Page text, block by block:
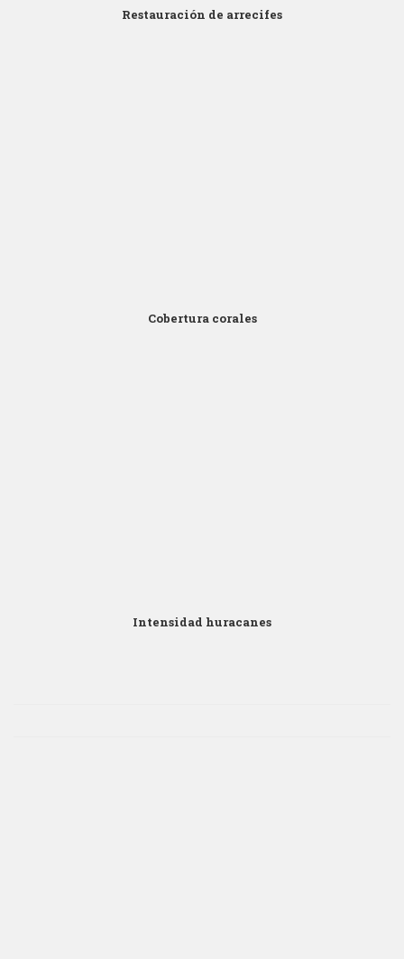
Restauración de arrecifes
Cobertura corales
Intensidad huracanes